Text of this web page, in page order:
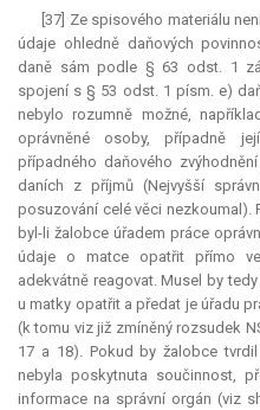
[37] Ze spisového materiálu
údaje ohledně daňových
daně sám podle § 63 odst. 1
spojení s § 53 odst. 1 písm. e)
nebylo rozumně možné,
oprávněné osoby, případně
případného daňového
daních z příjmů (Nejvyšší
posuzování celé věci nezkoumal).
byl-li žalobce úřadem práce
údaje o matce opatřit přímo
adekvátně reagovat. Musel by
u matky opatřit a předat je úřadu
(k tomu viz již zmíněný rozsudek
17 a 18). Pokud by žalobce
nebyla poskytnuta součinnost,
informace na správní orgán (viz